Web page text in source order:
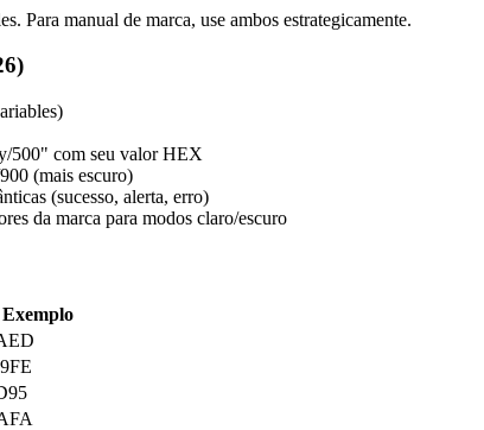
Para manual de marca, use ambos estrategicamente.
500" com seu valor HEX
(mais escuro)
(sucesso, alerta, erro)
da marca para modos claro/escuro